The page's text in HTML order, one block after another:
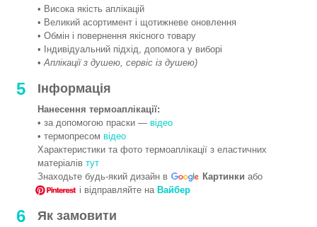
• Висока якість аплікацій
• Великий асортимент і щотижневе оновлення
• Обмін і повернення якісного товару
• Індивідуальний підхід, допомога у виборі
•Аплікації з душею, сервіс із душею)
5 Інформація
Нанесення термоаплікації:
• за допомогою праски — відео
• термопресом відео
Характеристики та фото термоаплікації з еластичних
матеріалів тут
Знаходьте будь-який дизайн в
Картинки або
і відправляйте на Вайбер
6 Як замовити